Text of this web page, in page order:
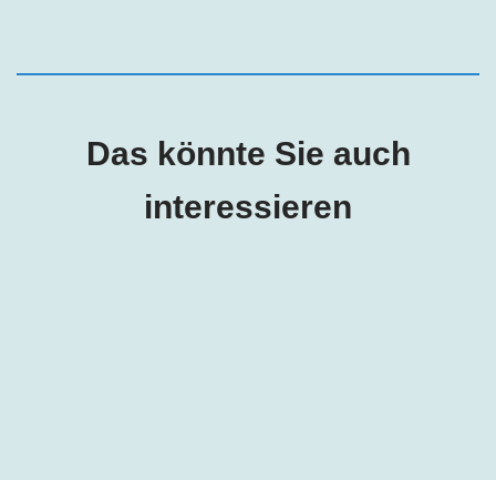
Das könnte Sie auch
interessieren